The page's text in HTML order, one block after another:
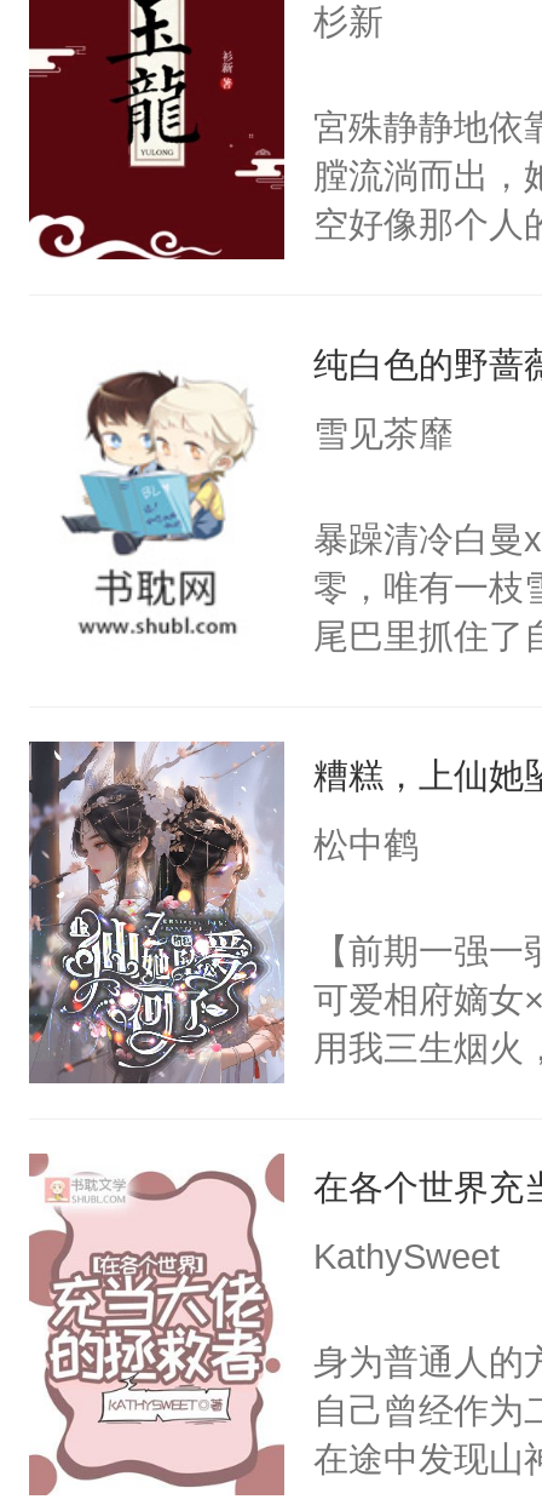
杉新
宮殊静静地依
膛流淌而出，
空好像那个人
使劲，蝴蝶近
随着宮殊的体
脸上依旧挂着
防的爱情，天
可到头来她
吹拂而过，香
殊的指尖。清
动，这一世她
不了情的枷锁
纯白色的野蔷
雪见茶靡
暴躁清冷白曼
零，唯有一枝
尾巴里抓住了
美好爱情，唯
无猜。传统的
放在心里好几
么？”徐薇薇
糟糕，上仙她
松中鹤
【前期一强
可爱相府嫡女
用我三生烟火
的恋爱脑。丹
爱。”仙帝沉
一气之下将魔
终的选择。2.
家族限制，直
命运的齿轮
在各个世界充
KathySweet
身为普通人的
自己曾经作为
在途中发现山